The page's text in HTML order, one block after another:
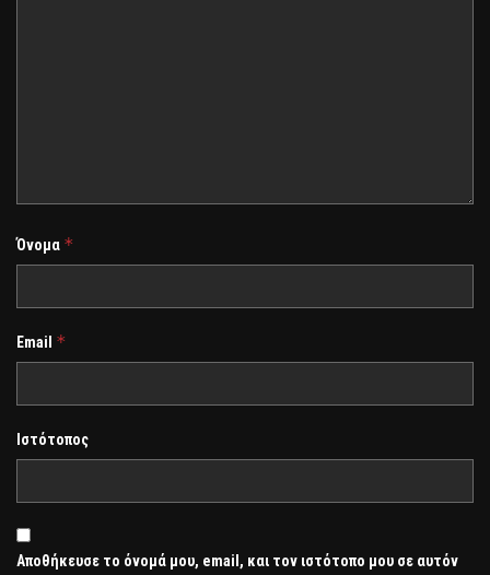
Όνομα *
Email *
Ιστότοπος
Αποθήκευσε το όνομά μου, email, και τον ιστότοπο μου σε αυτόν